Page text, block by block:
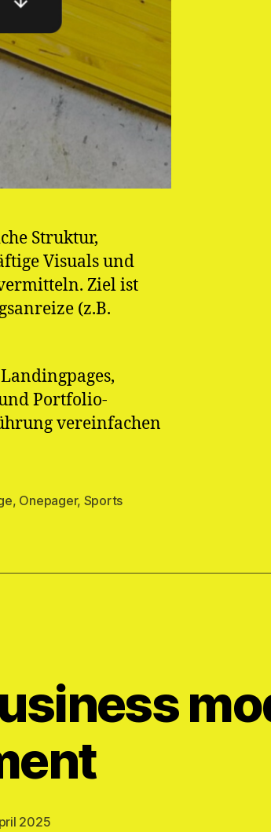
Struktur,
Visuals und
Ziel ist
(z.B.
Portfolio-
vereinfachen
, Onepager, Sports
2025